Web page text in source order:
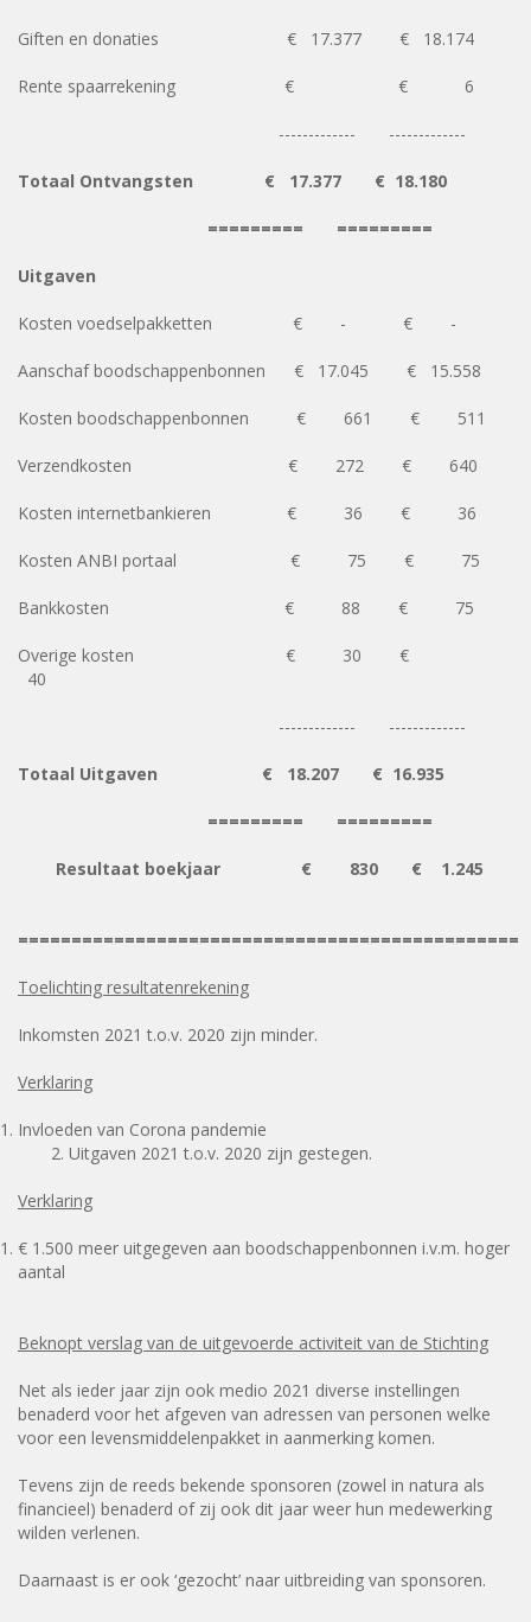
Giften en donaties € 17.377 € 18.174
Rente spaarrekening € € 6
------------- -------------
Totaal Ontvangsten € 17.377 € 18.180
========= =========
Uitgaven
Kosten voedselpakketten € - € -
Aanschaf boodschappenbonnen € 17.045 € 15.558
Kosten boodschappenbonnen € 661 € 511
Verzendkosten € 272 € 640
Kosten internetbankieren € 36 € 36
Kosten ANBI portaal € 75 € 75
Bankkosten € 88 € 75
Overige kosten € 30 €
40
------------- -------------
Totaal Uitgaven € 18.207 € 16.935
========= =========
Resultaat boekjaar € 830 € 1.245
===============================================
Toelichting resultatenrekening
Inkomsten 2021 t.o.v. 2020 zijn minder.
Verklaring
Invloeden van Corona pandemie
2. Uitgaven 2021 t.o.v. 2020 zijn gestegen.
Verklaring
€ 1.500 meer uitgegeven aan boodschappenbonnen i.v.m. hoger
aantal
Beknopt verslag van de uitgevoerde activiteit van de Stichting
Net als ieder jaar zijn ook medio 2021 diverse instellingen
benaderd voor het afgeven van adressen van personen welke
voor een levensmiddelenpakket in aanmerking komen.
Tevens zijn de reeds bekende sponsoren (zowel in natura als
financieel) benaderd of zij ook dit jaar weer hun medewerking
wilden verlenen.
Daarnaast is er ook ‘gezocht’ naar uitbreiding van sponsoren.